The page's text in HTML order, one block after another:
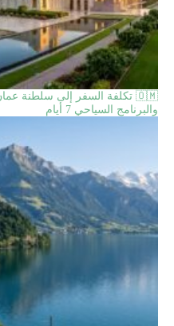
والبرنامج السياحي 7 أيام